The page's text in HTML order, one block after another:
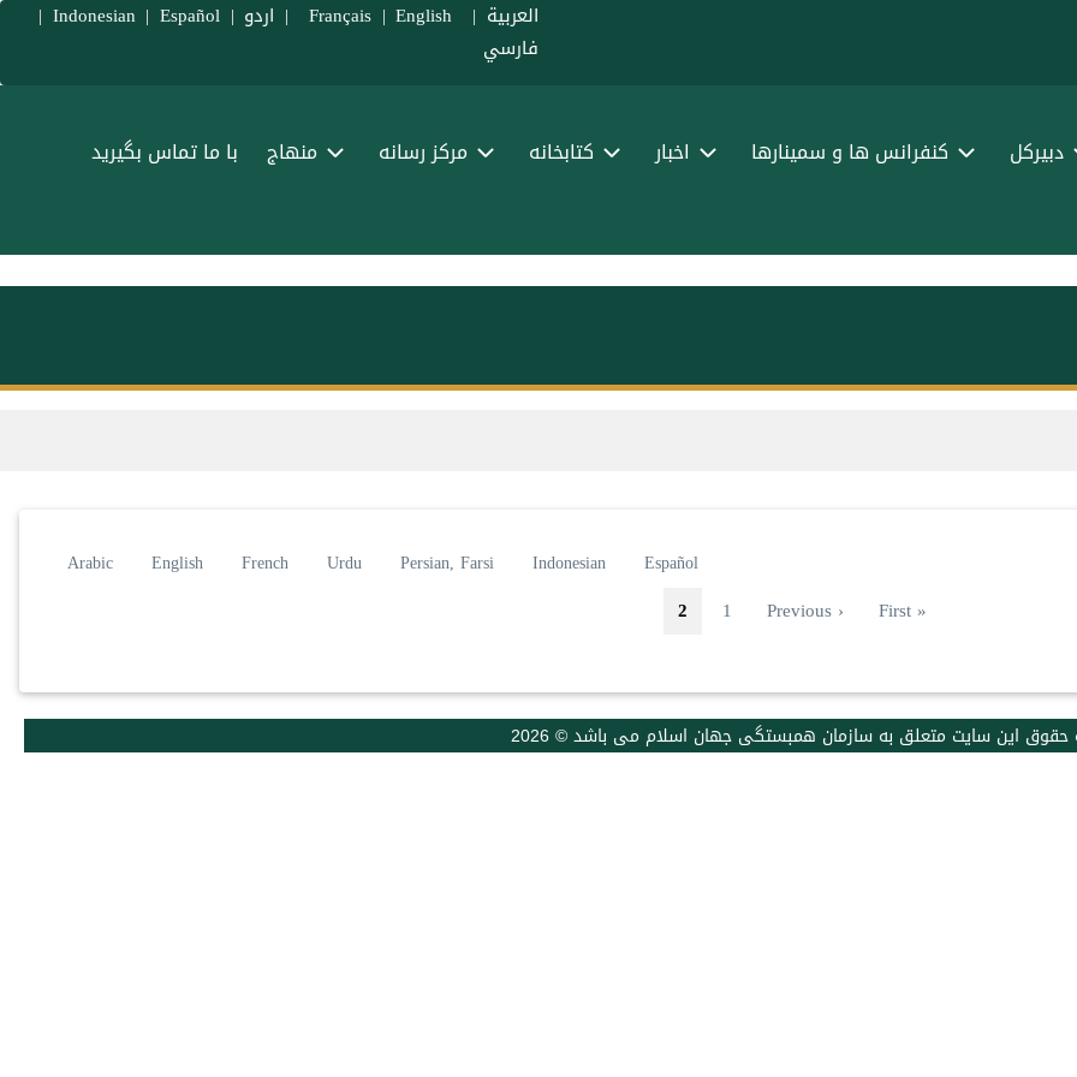
العربية |
|English
| اردو |
Indonesian | Español
|
فارسي
دبیرکل کنفرانس ها و سمینارها اخبار کتابخانه مرکز رسانه منهاج
با ما تماس بگیرید
Arabic English French Urdu Persian, Farsi Indonesian Español
First page
« First
Previous page
‹ Previous صفحه
1 صفحه جاری
2
حقوق اين سايت متعلق به سازمان همبستگی جهان اسلام می باشد © 2026